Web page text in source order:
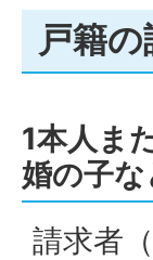
戸籍
1本人ま
婚の子な
請求者